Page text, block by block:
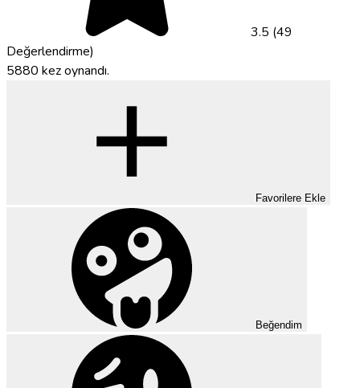
3.5 (49
Değerlendirme)
5880 kez oynandı.
Favorilere Ekle
Beğendim